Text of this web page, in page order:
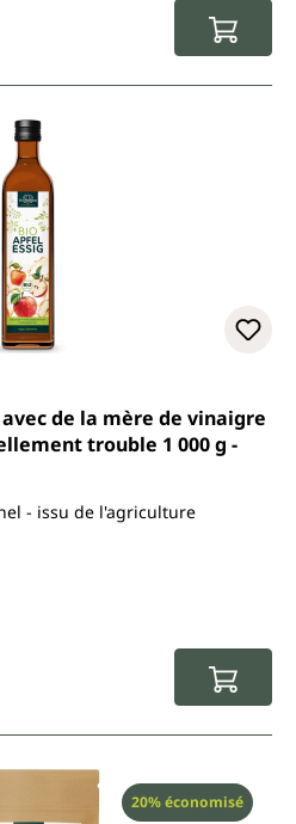
étoilesde la mère de vinaigre
- issu de l'agriculture
Réduction
20% économisé